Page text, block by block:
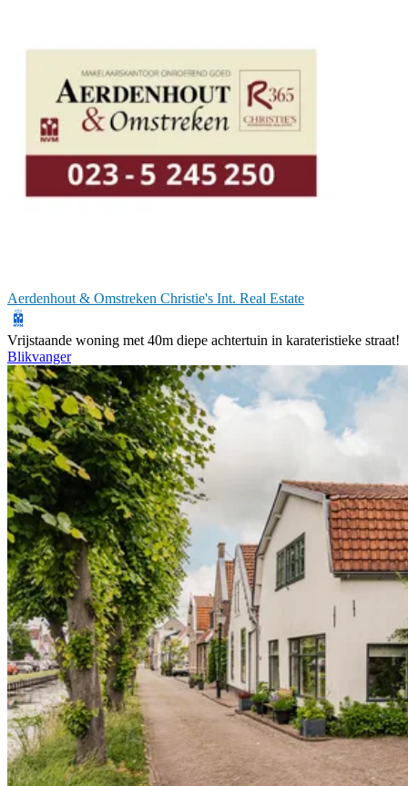
Aerdenhout & Omstreken Christie's Int. Real Estate
Vrijstaande woning met 40m diepe achtertuin in karateristieke straat!
Blikvanger